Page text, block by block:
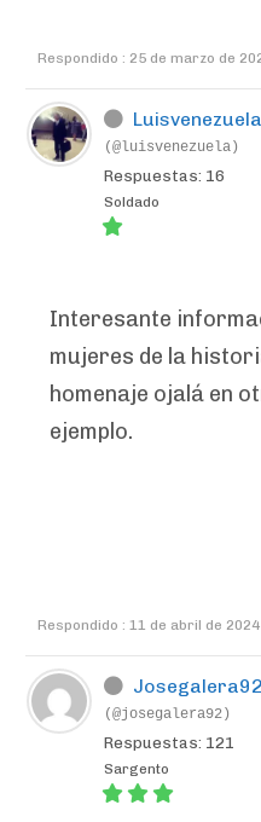
Respondido : 25 de marzo de
Luisvenezuela
(@luisvenezuela)
Respuestas: 16
Soldado
Interesante
mujeres de la
homenaje ojalá en
ejemplo.
Respondido : 11 de abril de
Josegalera92
(@josegalera92)
Respuestas: 121
Sargento